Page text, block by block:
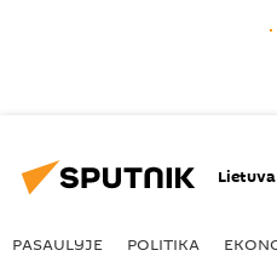
Lietuva
PASAULYJE POLITIKA